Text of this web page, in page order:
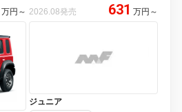
万円 ～ 2026.08発売 631 万円 ～
ジュニア